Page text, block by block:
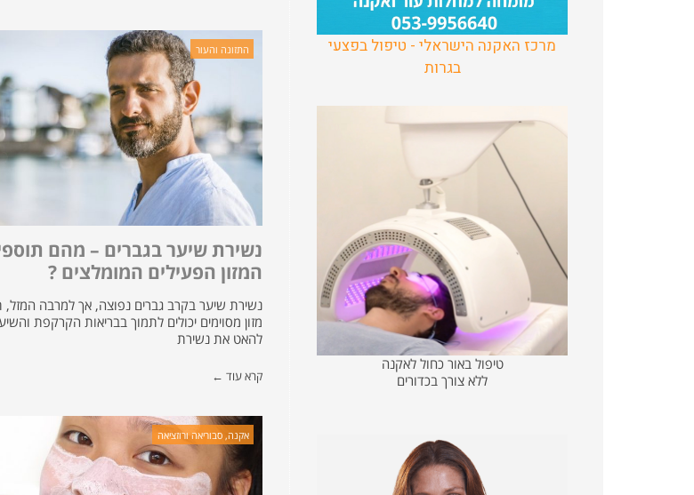
התזונה והעור
נשירת שיער בגברים – מהם
המזון הפעילים המומלצים ?
נשירת שיער בקרב גברים נפוצה, אך למרבה המזל,
מזון מסוימים יכולים לתמוך בבריאות הקרקפת
להאט את נשירת
קרא עוד ←
אקנה, סבוריאה ורוזציאה
מרכז האקנה הישראלי - טיפול בפצעי
בגרות
טיפול באור כחול לאקנה
ללא צורך בכדורים